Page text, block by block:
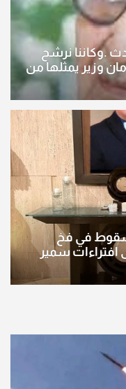
.وكاننا نرشح
لوزارة ( الثقافة ) التي ماتت من زمان وزير يمثلها من
في فخ
افتراءات سمير